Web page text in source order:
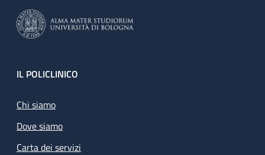
Footer
IL POLICLINICO
Chi siamo
Dove siamo
Carta dei servizi